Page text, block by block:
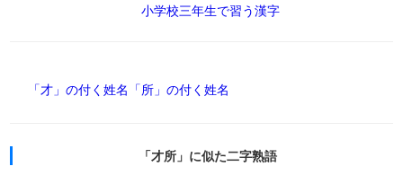
小学校三年生で習う漢字
「才」の付く姓名 「所」の付く姓名
「才所」に似た二字熟語